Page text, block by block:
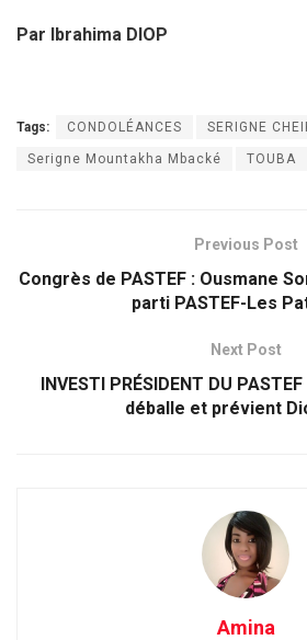
Par Ibrahima DIOP
Tags: CONDOLÉANCES SERIGNE
Serigne Mountakha Mbacké TOUBA
Previous Post
Congrès de PASTEF : Ousmane
parti PASTEF-Les
Next Post
INVESTI PRÉSIDENT DU
déballe et prévient
Amina